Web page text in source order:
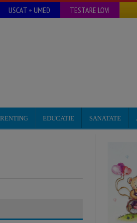
USCAT + UMED TESTARE LOVI
EDUCATIE SANATATE